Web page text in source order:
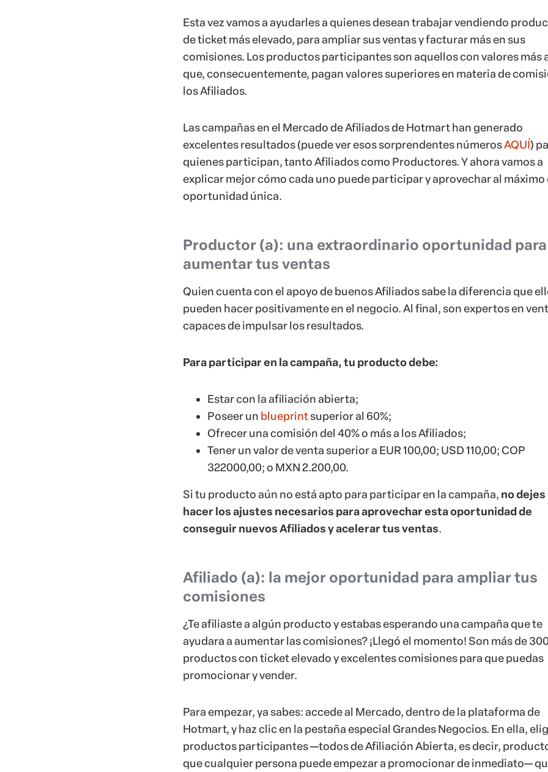
Esta vez vamos a ayudarles a quienes desean trabajar vendiendo
de ticket más elevado, para ampliar sus ventas y facturar más en sus
comisiones. Los productos participantes son aquellos con valores más
que, consecuentemente, pagan valores superiores en materia de
los Afiliados.
Las campañas en el Mercado de Afiliados de Hotmart han generado
excelentes resultados (puede ver esos sorprendentes númerosAQUÍ)
quienes participan, tanto Afiliados como Productores. Y ahora vamos a
explicar mejor cómo cada uno puede participar y aprovechar al máximo
oportunidad única.
Productor (a): una extraordinario oportunidad para
aumentar tus ventas
Quien cuenta con el apoyo de buenos Afiliados sabe la diferencia que
pueden hacer positivamente en el negocio. Al final, son expertos en
capaces de impulsar los resultados.
Para participar en la campaña, tu producto debe:
Estar con la afiliación abierta;
Poseer un blueprintsuperior al 60%;
Ofrecer una comisión del 40% o más a los Afiliados;
Tener un valor de venta superior a EUR 100,00; USD 110,00; COP
322000,00; o MXN 2.200,00.
Si tu producto aún no está apto para participar en la campaña, no dejes
hacer los ajustes necesarios para aprovechar esta oportunidad de
conseguir nuevos Afiliados y acelerar tus ventas.
Afiliado (a): la mejor oportunidad para ampliar tus
comisiones
¿Te afiliaste a algún producto y estabas esperando una campaña que te
ayudara a aumentar las comisiones? ¡Llegó el momento! Son más de
productos con ticket elevado y excelentes comisiones para que puedas
promocionar y vender.
Para empezar, ya sabes: accede al Mercado, dentro de la plataforma de
Hotmart, y haz clic en la pestaña especial Grandes Negocios. En ella,
productos participantes—todos de Afiliación Abierta, es decir,
que cualquier persona puede empezar a promocionar de inmediato—